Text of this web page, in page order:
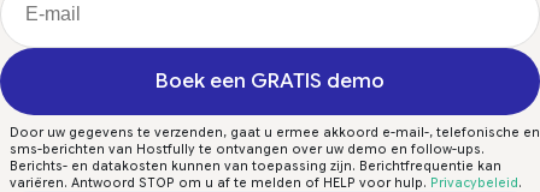
Boek een GRATIS demo
Door uw gegevens te verzenden, gaat u ermee akkoord e-mail-, telefonische en
sms-berichten van Hostfully te ontvangen over uw demo en follow-ups.
Berichts- en datakosten kunnen van toepassing zijn. Berichtfrequentie kan
variëren. Antwoord STOP om u af te melden of HELP voor hulp. Privacybeleid.